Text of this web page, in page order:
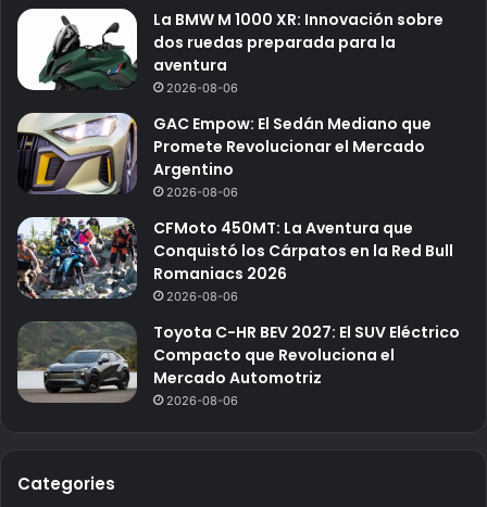
La BMW M 1000 XR: Innovación sobre
dos ruedas preparada para la
aventura
2026-08-06
GAC Empow: El Sedán Mediano que
Promete Revolucionar el Mercado
Argentino
2026-08-06
CFMoto 450MT: La Aventura que
Conquistó los Cárpatos en la Red Bull
Romaniacs 2026
2026-08-06
Toyota C-HR BEV 2027: El SUV Eléctrico
Compacto que Revoluciona el
Mercado Automotriz
2026-08-06
Categories